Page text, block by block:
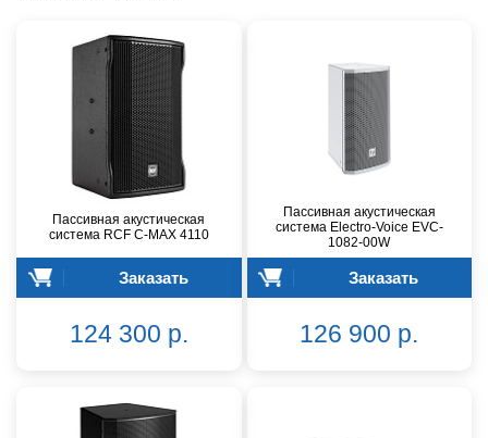
Пассивная акустическая
система RCF C-MAX 4110
Заказать
124 300 р.
Пассивная акустическая
система Electro-Voice EVC-
1082-00W
Заказать
126 900 р.